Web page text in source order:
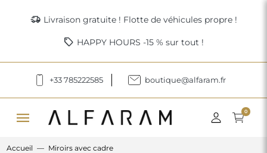
delivery_truck_speed Livraison gratuite ! Flotte de véhicules propre !
sell HAPPY HOURS -15 % sur tout !
+33 785222585 boutique@alfaram.fr
menu 0
Accueil Miroirs avec cadre